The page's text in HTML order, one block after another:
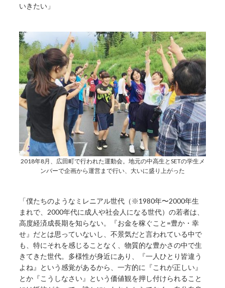
いきたい」
2018年8月、広田町で行われた運動会。地元の中高生とSETの学生メ
ンバーで企画から運営まで行い、大いに盛り上がった
「僕たちのようなミレニアル世代（※1980年〜2000年生
まれで、2000年代に成人や社会人になる世代）の若者は、
高度経済成長期を知らない。『お金を稼ぐこと=豊か・幸
せ』だとは思っていないし、不景気だと言われている中で
も、特にそれを感じることなく、物質的な豊かさの中で生
きてきた世代。多様性が身近にあり、『一人ひとり皆違う
よね』という感覚があるから、一方的に『これが正しい』
とか『こうしなさい』という価値観を押し付けられること